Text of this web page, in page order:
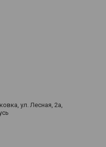
ул. Лесная, 2а,